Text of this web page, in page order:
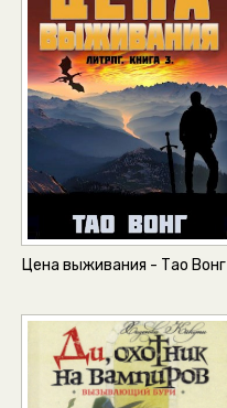
Цена выживания - Тао Вонг